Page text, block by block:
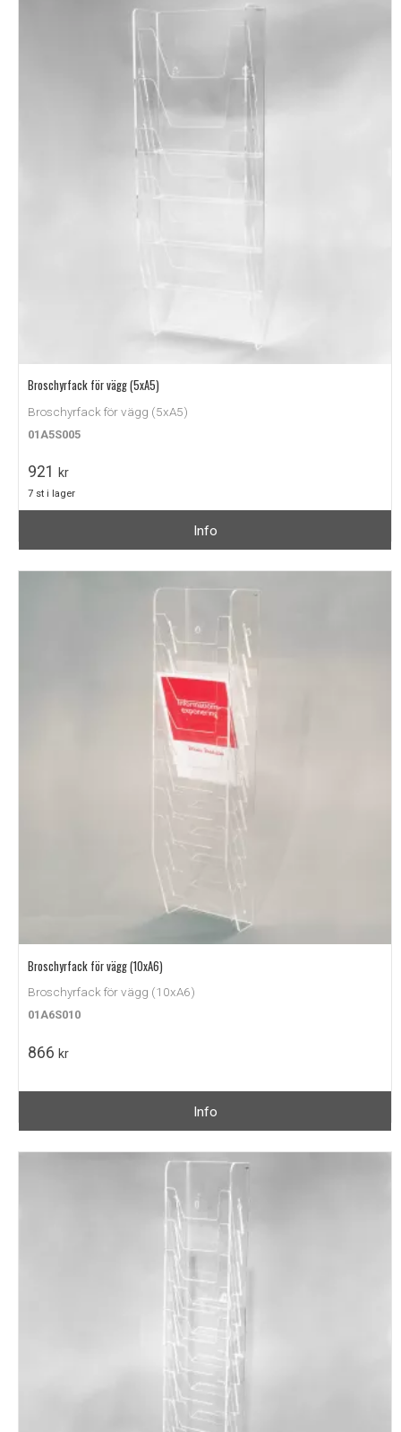
Broschyrfack för vägg (5xA5)
Broschyrfack för vägg (5xA5)
01A5S005
921 kr
7 st i lager
Info
Broschyrfack för vägg (10xA6)
Broschyrfack för vägg (10xA6)
01A6S010
866 kr
Info